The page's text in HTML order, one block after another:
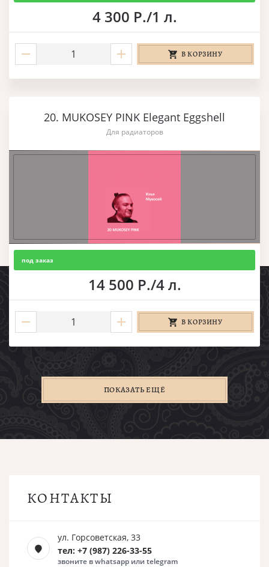
4 300 Р./1 л.
В КОРЗИНУ
20. MUKOSEY PINK Elegant Eggshell
Для радиаторов
под заказ
14 500 Р./4 л.
В КОРЗИНУ
ПОКАЗАТЬ ЕЩЁ
КОНТАКТЫ
ул. Горсоветская, 33
тел: +7 (987) 226-33-55
звоните в whatsapp или telegram